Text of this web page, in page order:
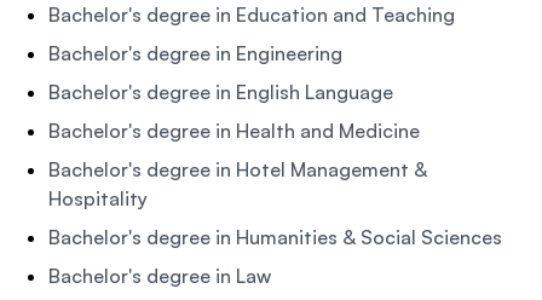
Bachelor's degree in Education and Teaching
Bachelor's degree in Engineering
Bachelor's degree in English Language
Bachelor's degree in Health and Medicine
Bachelor's degree in Hotel Management &
Hospitality
Bachelor's degree in Humanities & Social Sciences
Bachelor's degree in Law